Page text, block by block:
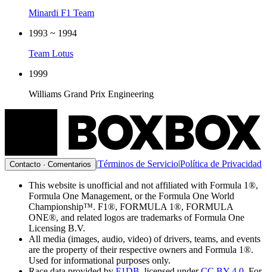
Minardi F1 Team
1993 ~ 1994
Team Lotus
1999
Williams Grand Prix Engineering
Contacto · Comentarios |Términos de Servicio|Política de Privacidad
This website is unofficial and not affiliated with Formula 1®,
Formula One Management, or the Formula One World
Championship™. F1®, FORMULA 1®, FORMULA
ONE®, and related logos are trademarks of Formula One
Licensing B.V.
All media (images, audio, video) of drivers, teams, and events
are the property of their respective owners and Formula 1®.
Used for informational purposes only.